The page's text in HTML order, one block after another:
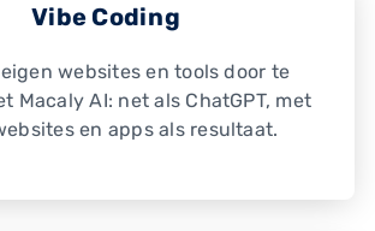
Vibe Coding
websites en tools door te
Macaly AI: net als ChatGPT, met
en apps als resultaat.